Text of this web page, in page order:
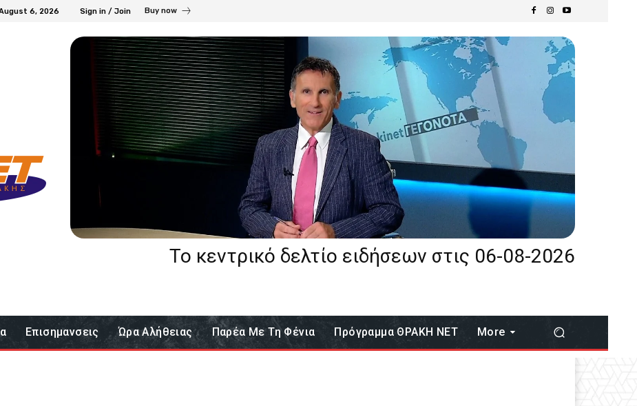
6, 2026 Sign in / Join Buy now
Το κεντρικό δελτίο ειδήσεων στις 06-08-2026
Επισημανσεις Ώρα Αλήθειας Παρέα Με Τη Φένια Πρόγραμμα ΘΡΑΚΗ ΝΕΤ More